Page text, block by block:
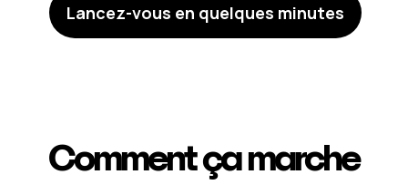
Lancez-vous en quelques minutes
Comment ça marche